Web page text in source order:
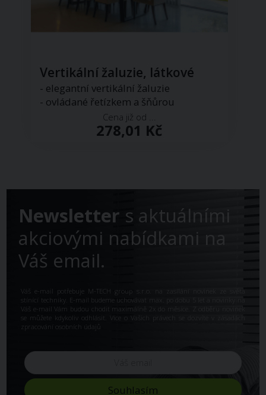
Vertikální žaluzie, látkové
- elegantní vertikální žaluzie
- ovládané řetízkem a šňůrou
Cena již od ...
278,01 Kč
Newsletter s aktuálními
akciovými nabídkami na
Váš email.
Váš e-mail potřebuje M-TECH group s.r.o. na zasílání novinek ze světa
stínící techniky. E-mail budeme uchovávat max. po dobu 5 let a novinky na
Váš e-mail Vám budou chodit maximálně 2x do měsíce. Z odběru novinek
se můžete kdykoliv odhlásit. Více o Vašich právech se dozvíte v
zásadách
zpracování osobních údajů